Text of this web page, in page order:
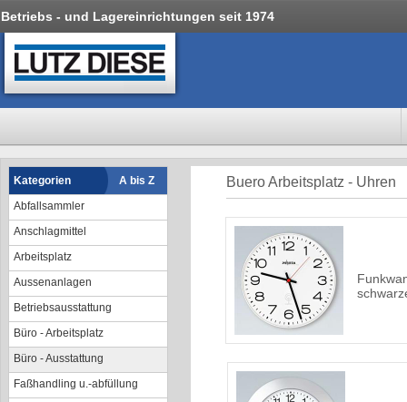
Betriebs - und Lagereinrichtungen seit 1974
Kategorien
A bis Z
Abfallsammler
Anschlagmittel
Arbeitsplatz
Aussenanlagen
Betriebsausstattung
Büro - Arbeitsplatz
Büro - Ausstattung
Faßhandling u.-abfüllung
Buero Arbeitsplatz - Uhren